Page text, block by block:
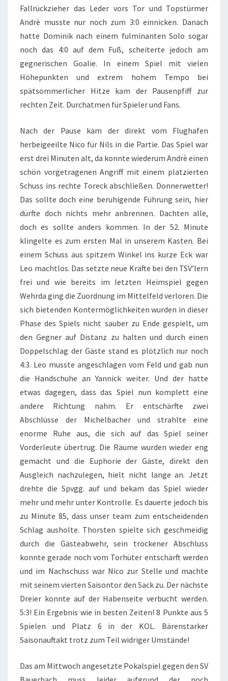
Fallrückzieher das Leder vors Tor und Topstürmer
Andrè musste nur noch zum 3:0 einnicken. Danach
hatte Dominik nach einem fulminanten Solo sogar
noch das 4:0 auf dem Fuß, scheiterte jedoch am
gegnerischen Goalie. In einem Spiel mit vielen
Höhepunkten und extrem hohem Tempo bei
spätsommerlicher Hitze kam der Pausenpfiff zur
rechten Zeit. Durchatmen für Spieler und Fans.
Nach der Pause kam der direkt vom Flughafen
herbeigeeilte Nico für Nils in die Partie. Das Spiel war
erst drei Minuten alt, da konnte wiederum Andrè einen
schön vorgetragenen Angriff mit einem platzierten
Schuss ins rechte Toreck abschließen. Donnerwetter!
Das sollte doch eine beruhigende Führung sein, hier
dürfte doch nichts mehr anbrennen. Dachten alle,
doch es sollte anders kommen. In der 52. Minute
klingelte es zum ersten Mal in unserem Kasten. Bei
einem Schuss aus spitzem Winkel ins kurze Eck war
Leo machtlos. Das setzte neue Kräfte bei den TSV’lern
frei und wie bereits im letzten Heimspiel gegen
Wehrda ging die Zuordnung im Mittelfeld verloren. Die
sich bietenden Kontermöglichkeiten wurden in dieser
Phase des Spiels nicht sauber zu Ende gespielt, um
den Gegner auf Distanz zu halten und durch einen
Doppelschlag der Gäste stand es plötzlich nur noch
4:3. Leo musste angeschlagen vom Feld und gab nun
die Handschuhe an Yannick weiter. Und der hatte
etwas dagegen, dass das Spiel nun komplett eine
andere Richtung nahm. Er entschärfte zwei
Abschlüsse der Michelbacher und strahlte eine
enorme Ruhe aus, die sich auf das Spiel seiner
Vorderleute übertrug. Die Räume wurden wieder eng
gemacht und die Euphorie der Gäste, direkt den
Ausgleich nachzulegen, hielt nicht lange an. Jetzt
drehte die Spvgg. auf und bekam das Spiel wieder
mehr und mehr unter Kontrolle. Es dauerte jedoch bis
zu Minute 85, dass unser team zum entscheidenden
Schlag ausholte. Thorsten spielte sich geschmeidig
durch die Gästeabwehr, sein trockener Abschluss
konnte gerade noch vom Torhüter entschärft werden
und im Nachschuss war Nico zur Stelle und machte
mit seinem vierten Saisontor den Sack zu. Der nächste
Dreier konnte auf der Habenseite verbucht werden.
5:3! Ein Ergebnis wie in besten Zeiten! 8 Punkte aus 5
Spielen und Platz 6 in der KOL. Bärenstarker
Saisonauftakt trotz zum Teil widriger Umstände!
Das am Mittwoch angesetzte Pokalspiel gegen den SV